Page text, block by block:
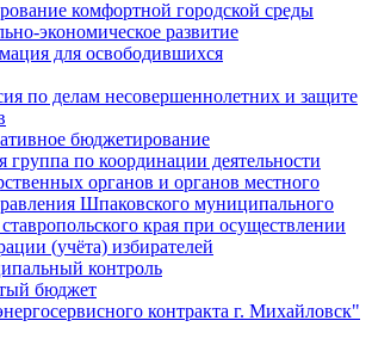
комфортной городской среды
экономическое развитие
для освободившихся
по делам несовершеннолетних и защите
бюджетирование
группа по координации деятельности
органов и органов местного
Шпаковского муниципального
края при осуществлении
(учёта) избирателей
контроль
бюджет
контракта г. Михайловск"